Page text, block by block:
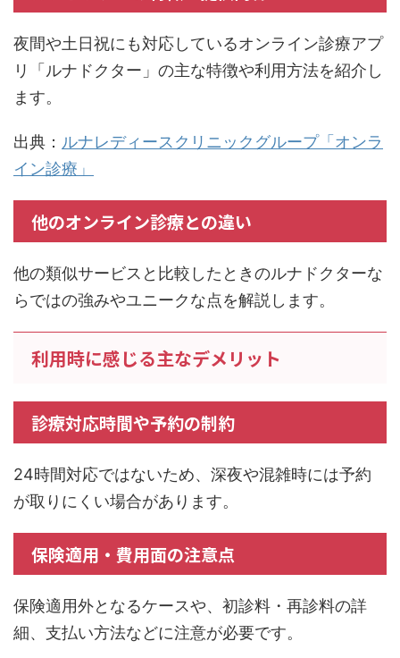
夜間や土日祝にも対応しているオンライン診療アプ
リ「ルナドクター」の主な特徴や利用方法を紹介し
ます。
出典： ルナレディースクリニックグループ「オンラ
イン診療」
他のオンライン診療との違い
他の類似サービスと比較したときのルナドクターな
らではの強みやユニークな点を解説します。
利用時に感じる主なデメリット
診療対応時間や予約の制約
24時間対応ではないため、深夜や混雑時には予約
が取りにくい場合があります。
保険適用・費用面の注意点
保険適用外となるケースや、初診料・再診料の詳
細、支払い方法などに注意が必要です。